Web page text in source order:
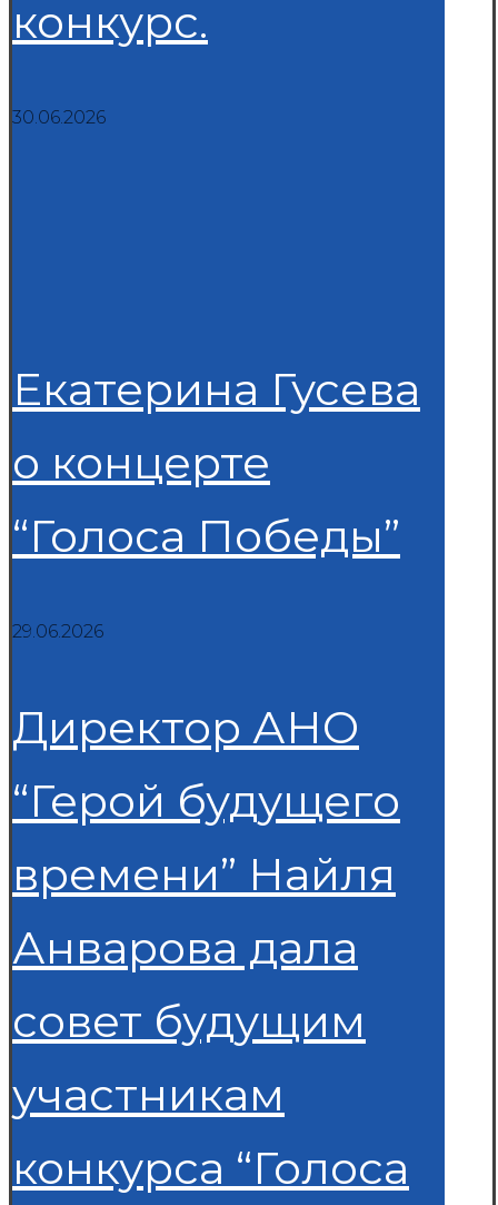
конкурс.
30.06.2026
Екатерина Гусева
о концерте
“Голоса Победы”
29.06.2026
Директор АНО
“Герой будущего
времени” Найля
Анварова дала
совет будущим
участникам
конкурса “Голоса